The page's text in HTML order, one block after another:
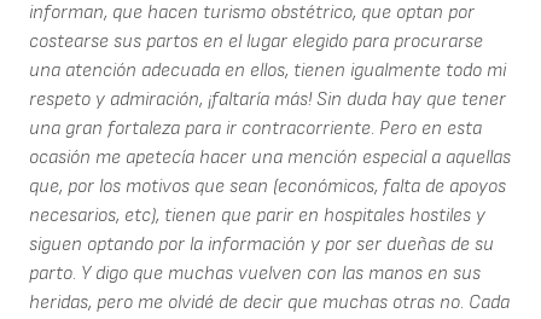
informan, que hacen turismo obstétrico, que optan por
costearse sus partos en el lugar elegido para procurarse
una atención adecuada en ellos, tienen igualmente todo mi
respeto y admiración, ¡faltaría más! Sin duda hay que tener
una gran fortaleza para ir contracorriente. Pero en esta
ocasión me apetecía hacer una mención especial a aquellas
que, por los motivos que sean (económicos, falta de apoyos
necesarios, etc), tienen que parir en hospitales hostiles y
siguen optando por la información y por ser dueñas de su
parto. Y digo que muchas vuelven con las manos en sus
heridas, pero me olvidé de decir que muchas otras no. Cada